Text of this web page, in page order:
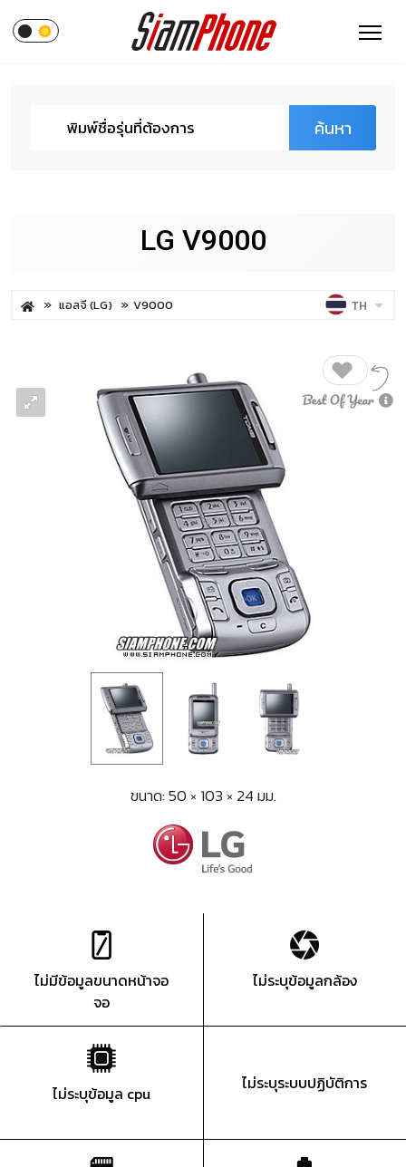
ค้นหา
LG V9000
แอลจี (LG) V9000 TH
ขนาด: 50 × 103 × 24 มม.
ไม่มีข้อมูลขนาดหน้าจอ
จอ
ไม่ระบุข้อมูลกล้อง
ไม่ระบุข้อมูล cpu ไม่ระบุระบบปฏิบัติการ